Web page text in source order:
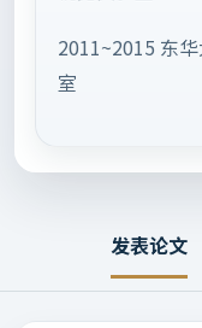
2011~2015 东
室
发表论文